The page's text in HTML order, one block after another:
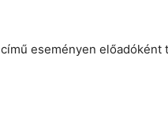
című eseményen előadóként